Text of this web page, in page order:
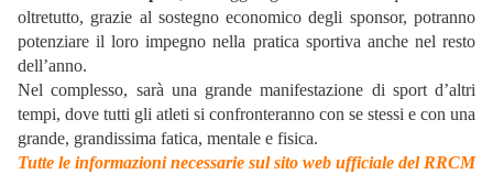
oltretutto, grazie al sostegno economico degli sponsor, potranno
potenziare il loro impegno nella pratica sportiva anche nel resto
dell’anno.
Nel complesso, sarà una grande manifestazione di sport d’altri
tempi, dove tutti gli atleti si confronteranno con se stessi e con una
grande, grandissima fatica, mentale e fisica.
Tutte le informazioni necessarie sul sito web ufficiale del RRCM